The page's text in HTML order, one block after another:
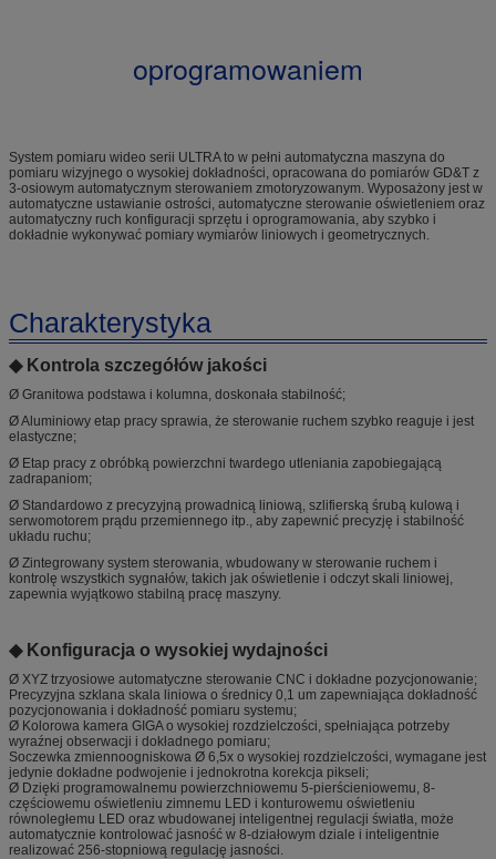
oprogramowaniem
System pomiaru wideo serii ULTRA to w pełni automatyczna maszyna do
pomiaru wizyjnego o wysokiej dokładności, opracowana do pomiarów GD&T z
3-osiowym automatycznym sterowaniem zmotoryzowanym. Wyposażony jest w
automatyczne ustawianie ostrości, automatyczne sterowanie oświetleniem oraz
automatyczny ruch konfiguracji sprzętu i oprogramowania, aby szybko i
dokładnie wykonywać pomiary wymiarów liniowych i geometrycznych.
Charakterystyka
◆ Kontrola szczegółów jakości
Ø Granitowa podstawa i kolumna, doskonała stabilność;
Ø Aluminiowy etap pracy sprawia, że ​​sterowanie ruchem szybko reaguje i jest
elastyczne;
Ø Etap pracy z obróbką powierzchni twardego utleniania zapobiegającą
zadrapaniom;
Ø Standardowo z precyzyjną prowadnicą liniową, szlifierską śrubą kulową i
serwomotorem prądu przemiennego itp., aby zapewnić precyzję i stabilność
układu ruchu;
Ø Zintegrowany system sterowania, wbudowany w sterowanie ruchem i
kontrolę wszystkich sygnałów, takich jak oświetlenie i odczyt skali liniowej,
zapewnia wyjątkowo stabilną pracę maszyny.
◆ Konfiguracja o wysokiej wydajności
Ø XYZ trzyosiowe automatyczne sterowanie CNC i dokładne pozycjonowanie;
Precyzyjna szklana skala liniowa o średnicy 0,1 um zapewniająca dokładność
pozycjonowania i dokładność pomiaru systemu;
Ø Kolorowa kamera GIGA o wysokiej rozdzielczości, spełniająca potrzeby
wyraźnej obserwacji i dokładnego pomiaru;
Soczewka zmiennoogniskowa Ø 6,5x o wysokiej rozdzielczości, wymagane jest
jedynie dokładne podwojenie i jednokrotna korekcja pikseli;
Ø Dzięki programowalnemu powierzchniowemu 5-pierścieniowemu, 8-
częściowemu oświetleniu zimnemu LED i konturowemu oświetleniu
równoległemu LED oraz wbudowanej inteligentnej regulacji światła, może
automatycznie kontrolować jasność w 8-działowym dziale i inteligentnie
realizować 256-stopniową regulację jasności.